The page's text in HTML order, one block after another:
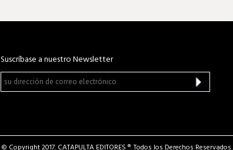
Suscríbase a nuestro Newsletter
© Copyright 2017. CATAPULTA EDITORES ®. Todos los Derechos Reservados.